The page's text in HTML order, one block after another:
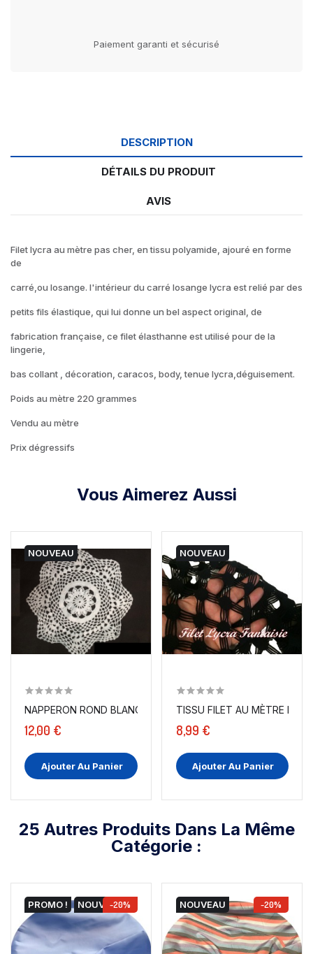
Paiement garanti et sécurisé
DESCRIPTION
DÉTAILS DU PRODUIT
AVIS
Filet lycra au mètre pas cher, en tissu polyamide, ajouré en forme
de
carré,ou losange. l'intérieur du carré losange lycra est relié par des
petits fils élastique, qui lui donne un bel aspect original, de
fabrication française, ce filet élasthanne est utilisé pour de la
lingerie,
bas collant , décoration, caracos, body, tenue lycra,déguisement.
Poids au mètre 220 grammes
Vendu au mètre
Prix dégressifs
Vous Aimerez Aussi
NOUVEAU
NAPPERON ROND BLANC EN COTON DE 24 CM X 24 CM
12,00 €
Ajouter Au Panier
NOUVEAU
8,99 €
Ajouter Au Panier
25 Autres Produits Dans La Même
Catégorie :
PROMO ! NOUVEAU
-20% NOUVEAU -20%